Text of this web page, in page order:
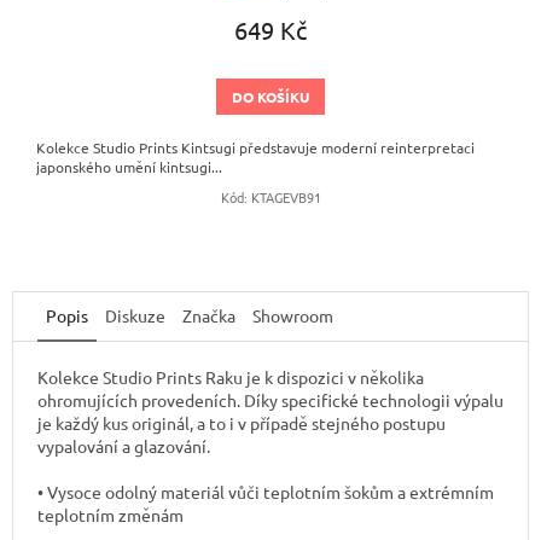
649 Kč
DO KOŠÍKU
Kolekce Studio Prints Kintsugi představuje moderní reinterpretaci
japonského umění kintsugi...
Kód: KTAGEVB91
Popis Diskuze Značka Showroom
Kolekce Studio Prints Raku je k dispozici v několika
ohromujících provedeních. Díky specifické technologii výpalu
je každý kus originál, a to i v případě stejného postupu
vypalování a glazování.
• Vysoce odolný materiál vůči teplotním šokům a extrémním
teplotním změnám